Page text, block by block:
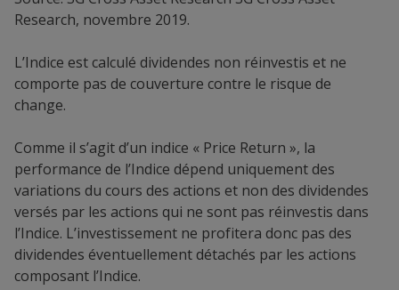
Research, novembre 2019.
L’Indice est calculé dividendes non réinvestis et ne
comporte pas de couverture contre le risque de
change.
Comme il s’agit d’un indice « Price Return », la
performance de l’Indice dépend uniquement des
variations du cours des actions et non des dividendes
versés par les actions qui ne sont pas réinvestis dans
l’Indice. L’investissement ne profitera donc pas des
dividendes éventuellement détachés par les actions
composant l’Indice.